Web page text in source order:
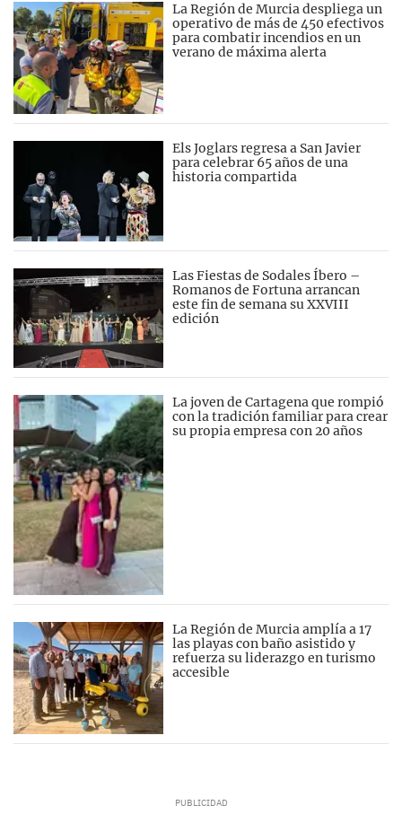
La Región de Murcia despliega un
operativo de más de 450 efectivos
para combatir incendios en un
verano de máxima alerta
Els Joglars regresa a San Javier
para celebrar 65 años de una
historia compartida
Las Fiestas de Sodales Íbero –
Romanos de Fortuna arrancan
este fin de semana su XXVIII
edición
La joven de Cartagena que rompió
con la tradición familiar para crear
su propia empresa con 20 años
La Región de Murcia amplía a 17
las playas con baño asistido y
refuerza su liderazgo en turismo
accesible